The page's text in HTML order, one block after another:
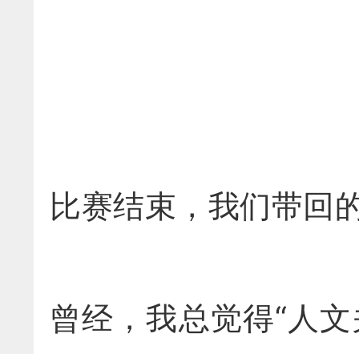
比赛结束，我们带回
曾经，我总觉得“人